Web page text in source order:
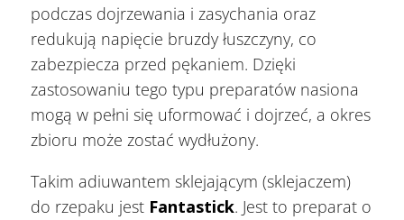
podczas dojrzewania i zasychania oraz
redukują napięcie bruzdy łuszczyny, co
zabezpiecza przed pękaniem. Dzięki
zastosowaniu tego typu preparatów nasiona
mogą w pełni się uformować i dojrzeć, a okres
zbioru może zostać wydłużony.
Takim adiuwantem sklejającym (sklejaczem)
do rzepaku jest Fantastick. Jest to preparat o